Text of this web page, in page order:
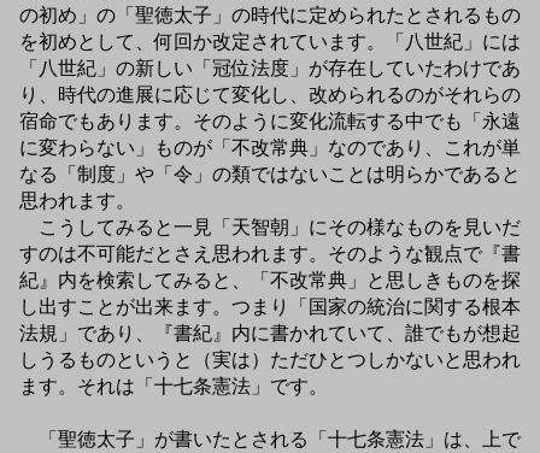
の初め」の「聖徳太子」の時代に定められたとされるもの
を初めとして、何回か改定されています。「八世紀」には
「八世紀」の新しい「冠位法度」が存在していたわけであ
り、時代の進展に応じて変化し、改められるのがそれらの
宿命でもあります。そのように変化流転する中でも「永遠
に変わらない」ものが「不改常典」なのであり、これが単
なる「制度」や「令」の類ではないことは明らかであると
思われます。
こうしてみると一見「天智朝」にその様なものを見いだ
すのは不可能だとさえ思われます。そのような観点で『書
紀』内を検索してみると、「不改常典」と思しきものを探
し出すことが出来ます。つまり「国家の統治に関する根本
法規」であり、『書紀』内に書かれていて、誰でもが想起
しうるものというと（実は）ただひとつしかないと思われ
ます。それは「十七条憲法」です。
「聖徳太子」が書いたとされる「十七条憲法」は、上で